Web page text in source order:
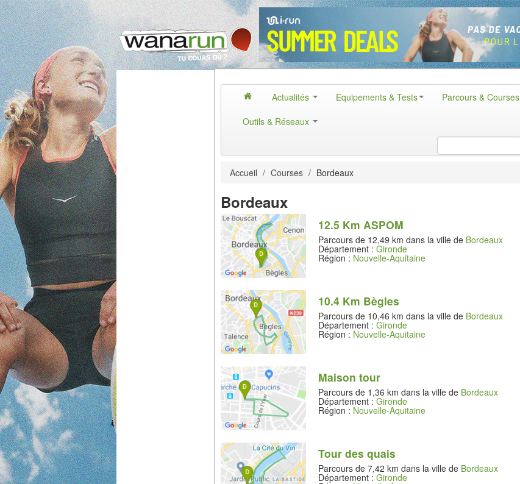
Actualités Equipements & Tests
Parcours & Courses
Outils & Réseaux
Accueil / Courses / Bordeaux
Bordeaux
12.5 Km ASPOM
Parcours de 12,49 km dans la ville de Bordeaux
Département : Gironde
Région : Nouvelle-Aquitaine
10.4 Km Bègles
Parcours de 10,46 km dans la ville de Bordeaux
Département : Gironde
Région : Nouvelle-Aquitaine
Maison tour
Parcours de 1,36 km dans la ville de Bordeaux
Département : Gironde
Région : Nouvelle-Aquitaine
Tour des quais
Parcours de 7,42 km dans la ville de Bordeaux
Département : Gironde